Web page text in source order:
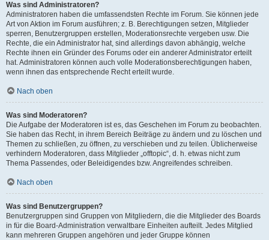
Was sind Administratoren?
Administratoren haben die umfassendsten Rechte im Forum. Sie können jede
Art von Aktion im Forum ausführen; z. B. Berechtigungen setzen, Mitglieder
sperren, Benutzergruppen erstellen, Moderationsrechte vergeben usw. Die
Rechte, die ein Administrator hat, sind allerdings davon abhängig, welche
Rechte ihnen ein Gründer des Forums oder ein anderer Administrator erteilt
hat. Administratoren können auch volle Moderationsberechtigungen haben,
wenn ihnen das entsprechende Recht erteilt wurde.
Nach oben
Was sind Moderatoren?
Die Aufgabe der Moderatoren ist es, das Geschehen im Forum zu beobachten.
Sie haben das Recht, in ihrem Bereich Beiträge zu ändern und zu löschen und
Themen zu schließen, zu öffnen, zu verschieben und zu teilen. Üblicherweise
verhindern Moderatoren, dass Mitglieder „offtopic“, d. h. etwas nicht zum
Thema Passendes, oder Beleidigendes bzw. Angreifendes schreiben.
Nach oben
Was sind Benutzergruppen?
Benutzergruppen sind Gruppen von Mitgliedern, die die Mitglieder des Boards
in für die Board-Administration verwaltbare Einheiten aufteilt. Jedes Mitglied
kann mehreren Gruppen angehören und jeder Gruppe können